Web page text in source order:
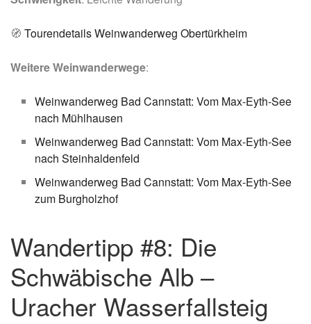
🧭 Tourendetails Weinwanderweg Obertürkheim
Weitere Weinwanderwege:
Weinwanderweg Bad Cannstatt: Vom Max-Eyth-See
nach Mühlhausen
Weinwanderweg Bad Cannstatt: Vom Max-Eyth-See
nach Steinhaldenfeld
Weinwanderweg Bad Cannstatt: Vom Max-Eyth-See
zum Burgholzhof
Wandertipp #8: Die
Schwäbische Alb –
Uracher Wasserfallsteig